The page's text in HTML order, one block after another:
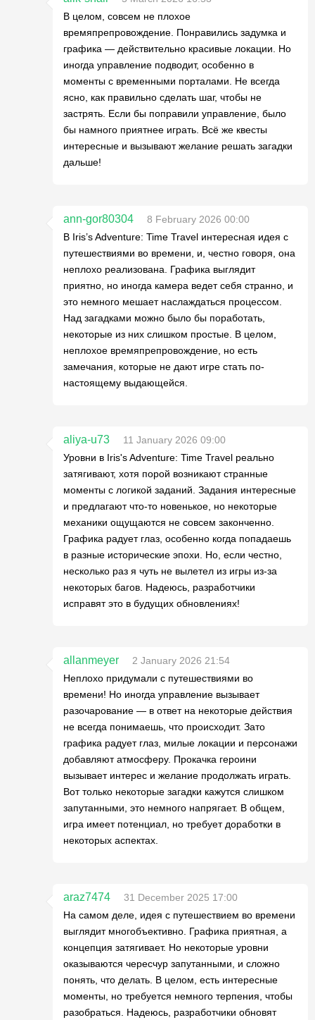
В целом, совсем не плохое
времяпрепровождение. Понравились задумка и
графика — действительно красивые локации. Но
иногда управление подводит, особенно в
моменты с временными порталами. Не всегда
ясно, как правильно сделать шаг, чтобы не
застрять. Если бы поправили управление, было
бы намного приятнее играть. Всё же квесты
интересные и вызывают желание решать загадки
дальше!
ann-gor80304
8 February 2026 00:00
В Iris’s Adventure: Time Travel интересная идея с
путешествиями во времени, и, честно говоря, она
неплохо реализована. Графика выглядит
приятно, но иногда камера ведет себя странно, и
это немного мешает наслаждаться процессом.
Над загадками можно было бы поработать,
некоторые из них слишком простые. В целом,
неплохое времяпрепровождение, но есть
замечания, которые не дают игре стать по-
настоящему выдающейся.
aliya-u73
11 January 2026 09:00
Уровни в Iris's Adventure: Time Travel реально
затягивают, хотя порой возникают странные
моменты с логикой заданий. Задания интересные
и предлагают что-то новенькое, но некоторые
механики ощущаются не совсем законченно.
Графика радует глаз, особенно когда попадаешь
в разные исторические эпохи. Но, если честно,
несколько раз я чуть не вылетел из игры из-за
некоторых багов. Надеюсь, разработчики
исправят это в будущих обновлениях!
allanmeyer
2 January 2026 21:54
Неплохо придумали с путешествиями во
времени! Но иногда управление вызывает
разочарование — в ответ на некоторые действия
не всегда понимаешь, что происходит. Зато
графика радует глаз, милые локации и персонажи
добавляют атмосферу. Прокачка героини
вызывает интерес и желание продолжать играть.
Вот только некоторые загадки кажутся слишком
запутанными, это немного напрягает. В общем,
игра имеет потенциал, но требует доработки в
некоторых аспектах.
araz7474
31 December 2025 17:00
На самом деле, идея с путешествием во времени
выглядит многобъективно. Графика приятная, а
концепция затягивает. Но некоторые уровни
оказываются чересчур запутанными, и сложно
понять, что делать. В целом, есть интересные
моменты, но требуется немного терпения, чтобы
разобраться. Надеюсь, разработчики обновят